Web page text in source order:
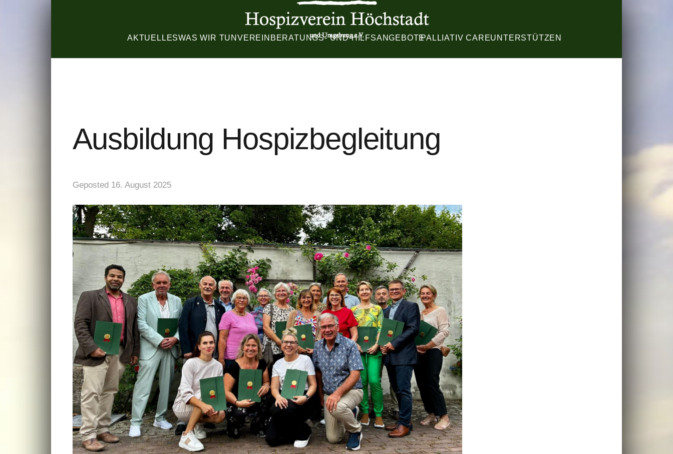
AKTUELLESWAS WIR TUN VEREIN BERATUNGS- UND HILFSANGEBOTEPALLIATIV CAREUNTERSTÜTZEN
Ausbildung Hospizbegleitung
Geposted 16. August 2025